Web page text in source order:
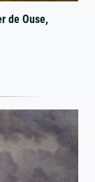
de Ouse,